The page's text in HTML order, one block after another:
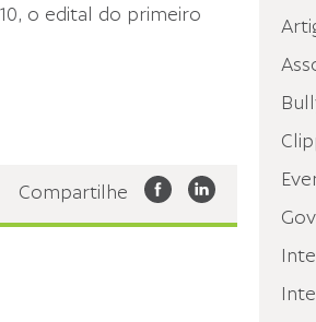
o edital do primeiro
Compartilhe